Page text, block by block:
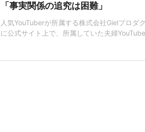
「事実関係の追究は困難」
人気YouTuberが所属する株式会社Gielプロダ
に公式サイト上で、所属していた夫婦
解除したことを報告した。「これ以上のマネ
難」「ばつまる夫婦」を巡っては6月11日に